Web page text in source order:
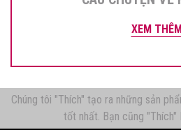
XEM THÊM
Chúng tôi "Thích" tạo ra những sản
tốt nhất. Bạn cũng "Thích"